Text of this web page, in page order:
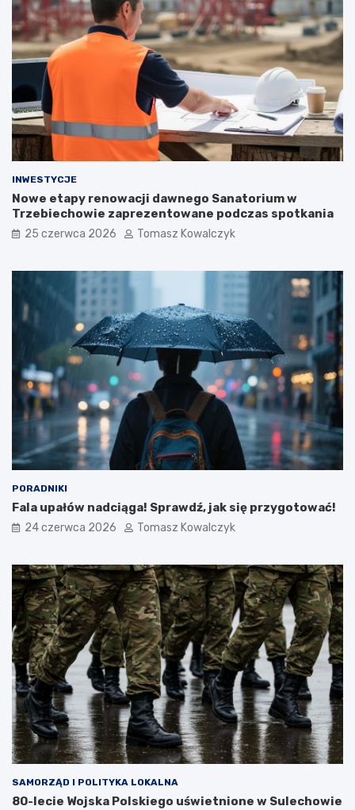
INWESTYCJE
Nowe etapy renowacji dawnego Sanatorium w
Trzebiechowie zaprezentowane podczas spotkania
25 czerwca 2026 Tomasz Kowalczyk
PORADNIKI
Fala upałów nadciąga! Sprawdź, jak się przygotować!
24 czerwca 2026 Tomasz Kowalczyk
SAMORZĄD I POLITYKA LOKALNA
80-lecie Wojska Polskiego uświetnione w Sulechowie